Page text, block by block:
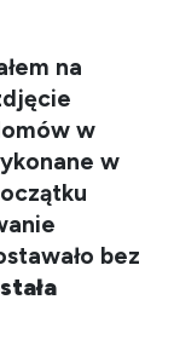
na
w
w
bez